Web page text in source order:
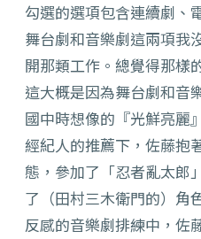
勾選的選項包含連續劇、
舞台劇和音樂劇這兩項我
開那類工作。總覺得那
這大概是因為舞台劇和音
國中時想像的『光鮮亮麗
經紀人的推薦下，佐藤抱
態，參加了「忍者亂太郎
了（田村三木衛門的）角
反感的音樂劇排練中，佐